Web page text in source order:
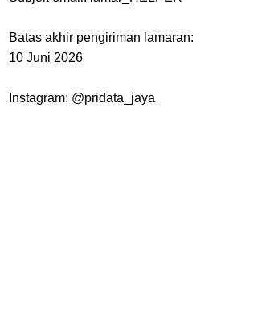
Batas akhir pengiriman lamaran:
10 Juni 2026
Instagram: @pridata_jaya